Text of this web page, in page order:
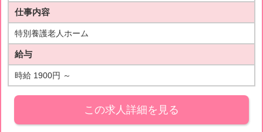
仕事内容
特別養護老人ホーム
給与
時給 1900円 ～
この求人詳細を見る